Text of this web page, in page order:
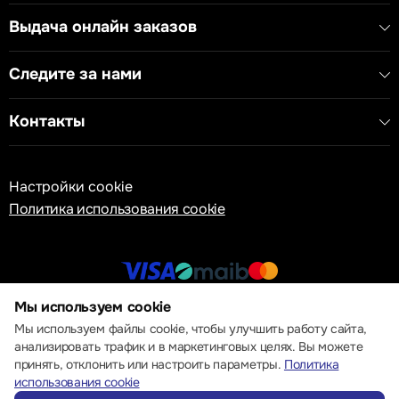
Выдача онлайн заказов
Следите за нами
Контакты
Настройки cookie
Политика использования cookie
© 2013 – 2026 ECOM
Мы используем cookie
Мы используем файлы cookie, чтобы улучшить работу сайта,
анализировать трафик и в маркетинговых целях. Вы можете
принять, отклонить или настроить параметры. Политика
использования cookie